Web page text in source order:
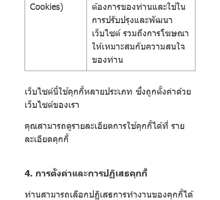
Cookies)
ต้องการของท่านและใช้ใน
การปรับปรุงและพัฒนา
เว็บไซต์ รวมถึงการโฆษณา
ให้เหมาะสมกับความสนใจ
ของท่าน
เว็บไซต์นี้ใช้คุกกี้หลายประเภท ซึ่งถูกตั้งค่าด้วย
เว็บไซต์ของเรา
คุณสามารถดูรายละเอียดการใช้คุกกี้ได้ที่ ราย
ละเอียดคุกกี้
4. การตั้งค่าและการปฏิเสธคุกกี้
ท่านสามารถเลือกปฏิเสธการทำงานของคุกกี้ได้